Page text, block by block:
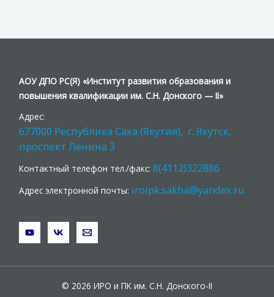
АОУ ДПО РС(Я) «Институт развития образования и
повышения квалификации им. С.Н. Донского — II»
Адрес:
677000 Республика Саха (Якутия), г. Якутск,
проспект Ленина 3
Контактный телефон тел./факс:8(4112)322886
Адрес электронной почты: iroipk.sakha@yandex.ru
© 2026 ИРО и ПК им. С.Н. Донского-II